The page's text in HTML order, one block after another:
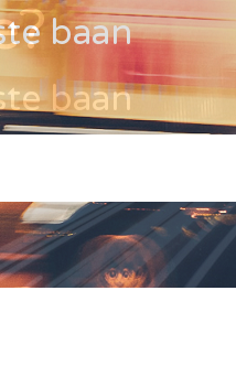
baan